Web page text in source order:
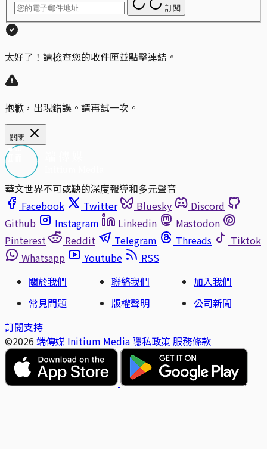
訂閱
太好了！請檢查您的收件匣並點擊連結。
抱歉，出現錯誤。請再試一次。
關閉
華文世界不可或缺的深度報導和多元聲音
Facebook
Twitter Bluesky
Discord
Github
Instagram Linkedin
Mastodon
Pinterest
Reddit Telegram Threads
Tiktok
Whatsapp
Youtube
RSS
關於我們
聯絡我們
加入我們
常見問題
版權聲明
公司新聞
訂閱支持
©2026 端傳媒 Initium Media 隱私政策 服務條款